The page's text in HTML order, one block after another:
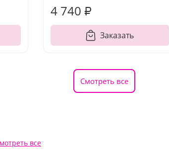
4 740 ₽
Заказать
Смотреть все
все